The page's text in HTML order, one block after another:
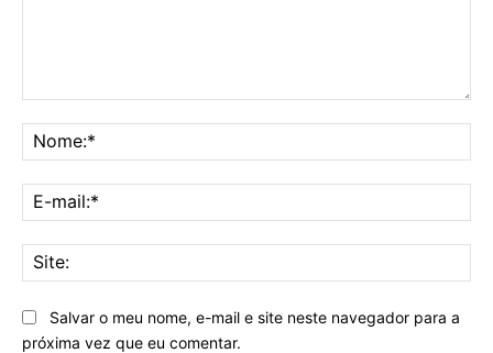
Salvar o meu nome, e-mail e site neste navegador para a
próxima vez que eu comentar.